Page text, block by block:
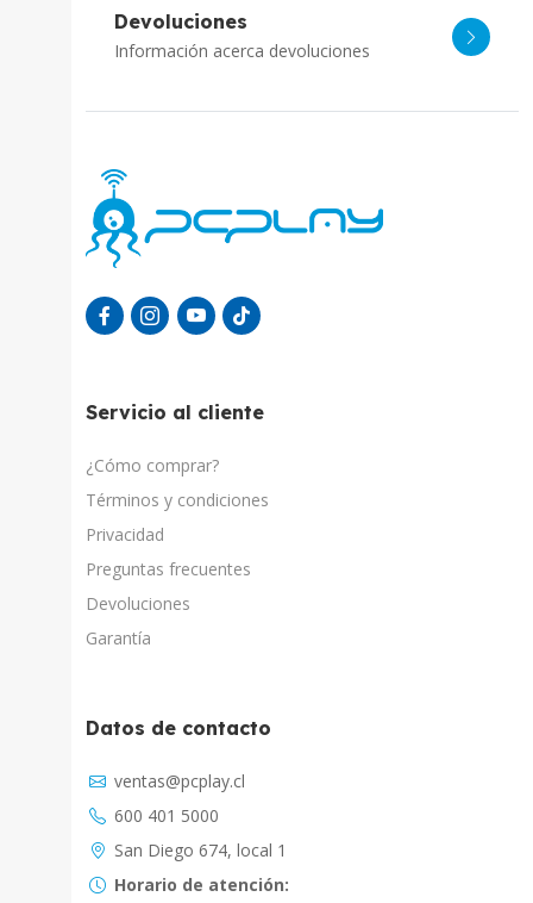
Devoluciones
Información acerca devoluciones
Servicio al cliente
¿Cómo comprar?
Términos y condiciones
Privacidad
Preguntas frecuentes
Devoluciones
Garantía
Datos de contacto
ventas@pcplay.cl
600 401 5000
San Diego 674, local 1
Horario de atención:
Chat con IA
PcPlay Santiago / Web
Hola soy Freddy, en que puedo ayudarte...